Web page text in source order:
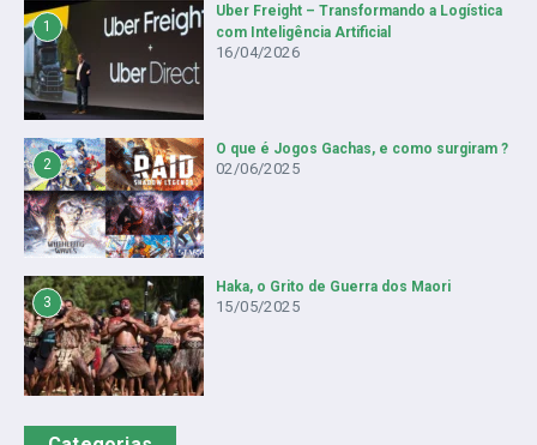
1
Uber Freight – Transformando a Logística
com Inteligência Artificial
16/04/2026
2
O que é Jogos Gachas, e como surgiram ?
02/06/2025
3
Haka, o Grito de Guerra dos Maori
15/05/2025